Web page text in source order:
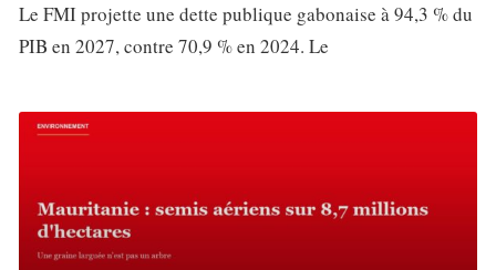
Le FMI projette une dette publique gabonaise à 94,3 % du
PIB en 2027, contre 70,9 % en 2024. Le